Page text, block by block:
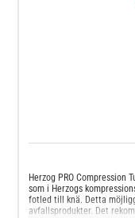
Herzog PRO Compression
som i Herzogs
fotled till knä. Detta
avfallsprodukter. Det